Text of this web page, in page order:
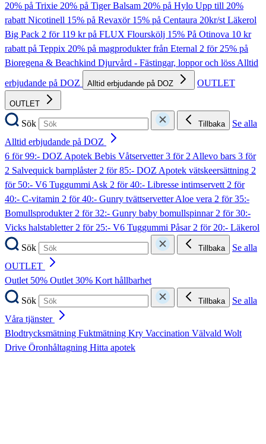
20% på Trixie 20% på Tiger Balsam 20% på Hylo Upp till 20%
rabatt Nicotinell 15% på Revaxör 15% på Centaura 20kr/st Läkerol
Big Pack 2 för 119 kr på FLUX Flourskölj 15% På Otinova 10 kr
rabatt på Teppix 20% på magprodukter från Eternal 2 för 25% på
Bioregena & Beachkind Djurvård - Fästingar, loppor och lössAlltid
erbjudande på DOZ
Alltid erbjudande på DOZ OUTLET
OUTLET
Sök Tillbaka
Se alla
Alltid erbjudande på DOZ
6 för 99:- DOZ Apotek Bebis Våtservetter3 för 2 Allevo bars 3 för
2 Salvequick barnplåster2 för 85:- DOZ Apotek vätskeersättning 2
för 50:- V6 Tuggummi Ask 2 för 40:- Libresse intimservett2 för
40:- C-vitamin 2 för 40:- Gunry tvättservetter Aloe vera 2 för 35:-
Bomullsprodukter2 för 32:- Gunry baby bomullspinnar2 för 30:-
Vicks halstabletter2 för 25:- V6 Tuggummi Påsar2 för 20:- Läkerol
Sök
Tillbaka
Se alla
OUTLET
Outlet 50% Outlet 30% Kort hållbarhet
Sök
Tillbaka
Se alla
Våra tjänster
Blodtrycksmätning Fuktmätning Kry Vaccination Välvald Wolt
Drive Öronhåltagning Hitta apotek